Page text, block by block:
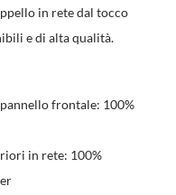
in rete dal tocco
e di alta qualità.
frontale: 100%
in rete: 100%